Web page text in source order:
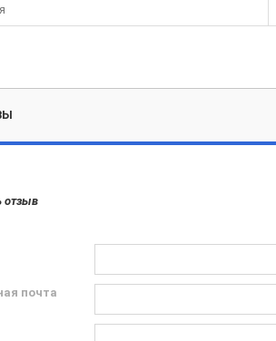
отзыв
почта